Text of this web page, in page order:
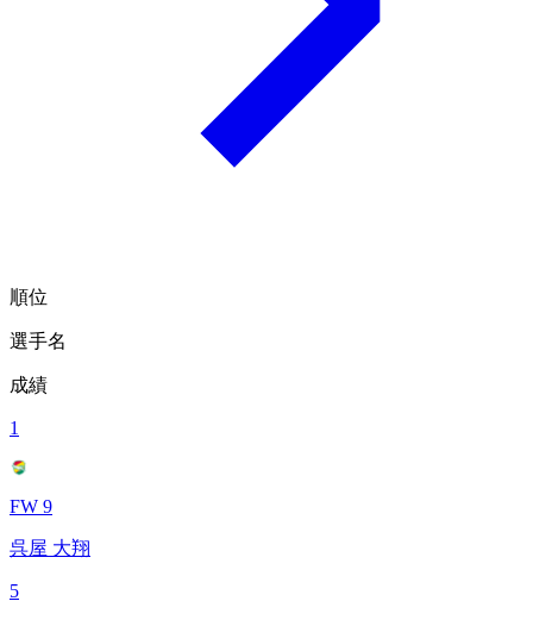
順位
選手名
成績
1
FW 9
呉屋 大翔
5